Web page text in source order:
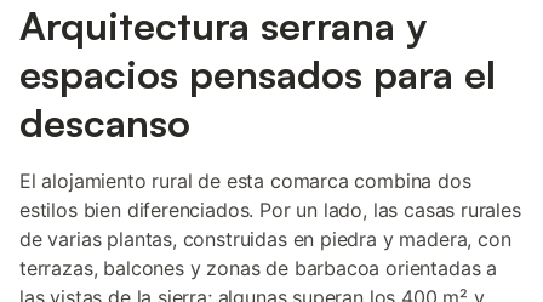
Arquitectura serrana y
espacios pensados para el
descanso
El alojamiento rural de esta comarca combina dos
estilos bien diferenciados. Por un lado, las casas rurales
de varias plantas, construidas en piedra y madera, con
terrazas, balcones y zonas de barbacoa orientadas a
las vistas de la sierra; algunas superan los 400 m² y